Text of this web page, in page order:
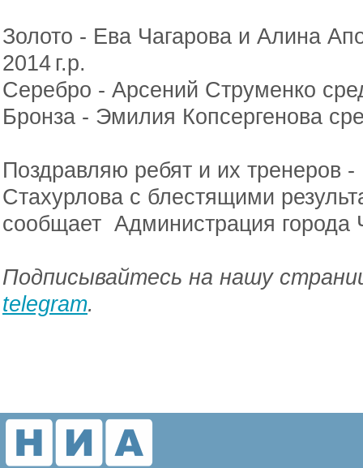
Золото - Ева Чагарова и Алина
2014 г.р.
Серебро - Арсений Струменко
Бронза - Эмилия Копсергенова
Поздравляю ребят и их тренеров
Стахурлова с блестящими
сообщает Администрация города
Подписывайтесь на нашу
telegram.